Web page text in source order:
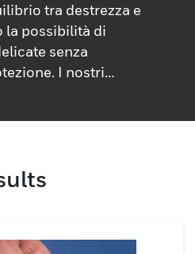
tra destrezza e
la possibilità di
senza
I nostri
Grazie alla
Per le